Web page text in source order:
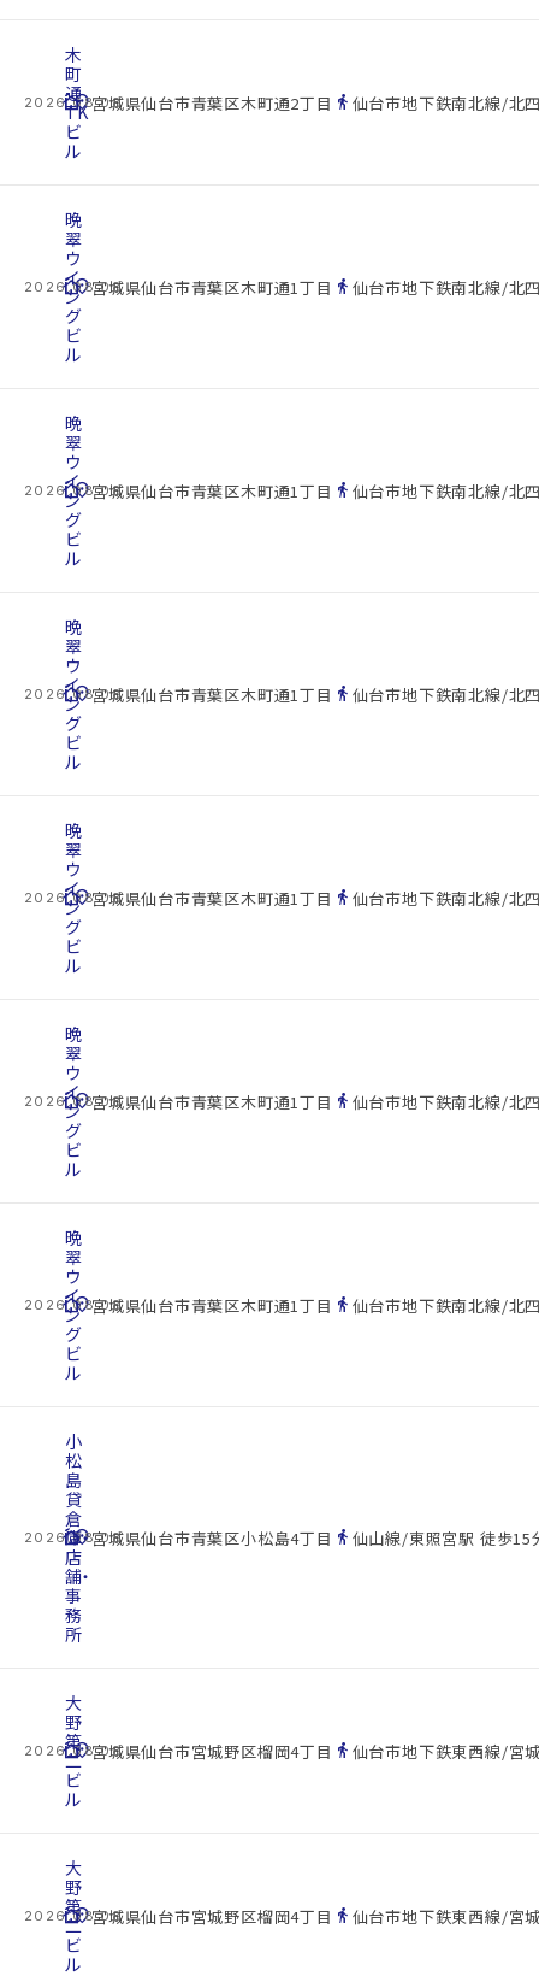
2026.08.08
cottage
木
町
通
TK
ビ
ル
location_on宮城県仙台市青葉区木町通2丁目 directions_walk 仙台市地下鉄南北線/北
2026.08.08
cottage
晩
翠
ウ
イ
ン
グ
ビ
ル
location_on宮城県仙台市青葉区木町通1丁目 directions_walk 仙台市地下鉄南北線/北
2026.08.08
cottage
晩
翠
ウ
イ
ン
グ
ビ
ル
location_on宮城県仙台市青葉区木町通1丁目 directions_walk 仙台市地下鉄南北線/北
2026.08.08
cottage
晩
翠
ウ
イ
ン
グ
ビ
ル
location_on宮城県仙台市青葉区木町通1丁目 directions_walk 仙台市地下鉄南北線/北
2026.08.08
cottage
晩
翠
ウ
イ
ン
グ
ビ
ル
location_on宮城県仙台市青葉区木町通1丁目 directions_walk 仙台市地下鉄南北線/北
2026.08.08
cottage
晩
翠
ウ
イ
ン
グ
ビ
ル
location_on宮城県仙台市青葉区木町通1丁目 directions_walk 仙台市地下鉄南北線/北
2026.08.08
cottage
晩
翠
ウ
イ
ン
グ
ビ
ル
location_on宮城県仙台市青葉区木町通1丁目 directions_walk 仙台市地下鉄南北線/北
2026.08.08
cottage
小
松
島
貸
倉
庫・
店
舗・
事
務
所
location_on宮城県仙台市青葉区小松島4丁目 directions_walk 仙山線/東照宮駅 徒歩15
2026.08.08
cottage
大
野
第
二
ビ
ル
location_on宮城県仙台市宮城野区榴岡4丁目 directions_walk 仙台市地下鉄東西線/宮
2026.08.08
cottage
大
野
第
二
ビ
ル
location_on宮城県仙台市宮城野区榴岡4丁目 directions_walk 仙台市地下鉄東西線/宮